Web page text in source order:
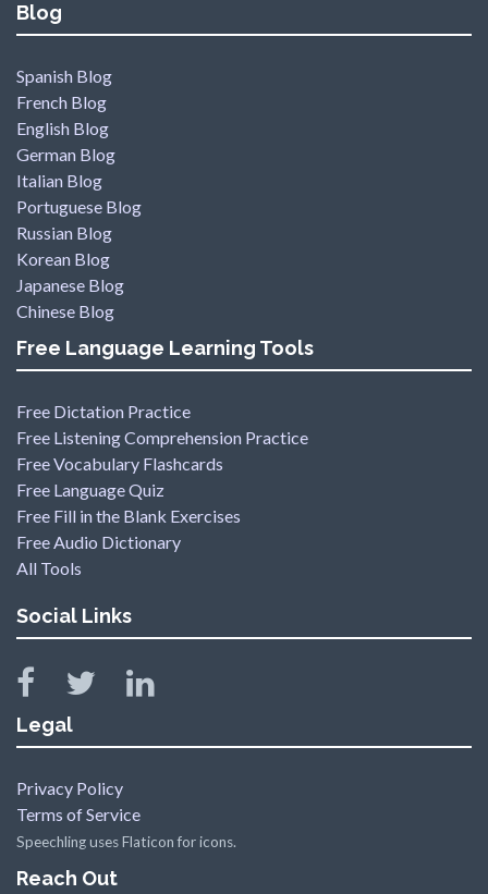
Blog
Spanish Blog
French Blog
English Blog
German Blog
Italian Blog
Portuguese Blog
Russian Blog
Korean Blog
Japanese Blog
Chinese Blog
Free Language Learning Tools
Free Dictation Practice
Free Listening Comprehension Practice
Free Vocabulary Flashcards
Free Language Quiz
Free Fill in the Blank Exercises
Free Audio Dictionary
All Tools
Social Links
Legal
Privacy Policy
Terms of Service
Speechling uses Flaticon for icons.
Reach Out